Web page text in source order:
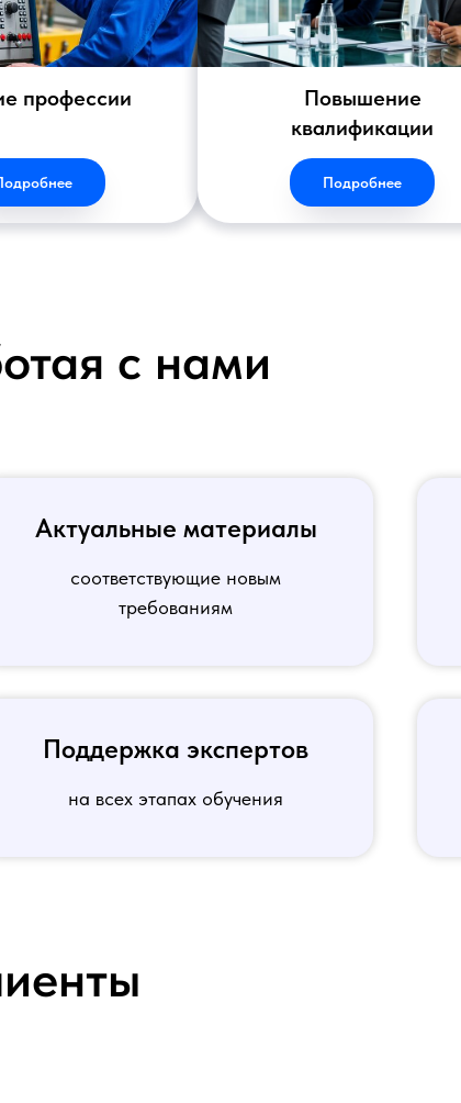
профессии
Повышение
квалификации
Подробнее
с нами
Актуальные материалы
соответствующие новым
требованиям
Поддержка экспертов
на всех этапах обучения